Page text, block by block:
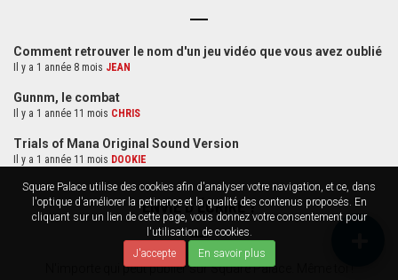
Square Palace utilise des cookies afin d'analyser votre navigation, et ce, dans
l'optique d'améliorer la petinence et la qualité des contenus proposés. En
cliquant sur un lien de cette page, vous donnez votre consentement pour
l'utilisation de cookies.
J'accepte
En savoir plus
Comment retrouver le nom d'un jeu vidéo que vous avez oublié
Il y a 1 année 8 mois JEAN
Gunnm, le combat
Il y a 1 année 11 mois CHRIS
Trials of Mana Original Sound Version
Il y a 1 année 11 mois DOOKIE
ENVIE D'ÉCRIRE ?
N'importe qui peut publier sur Square Palace. Même toi !